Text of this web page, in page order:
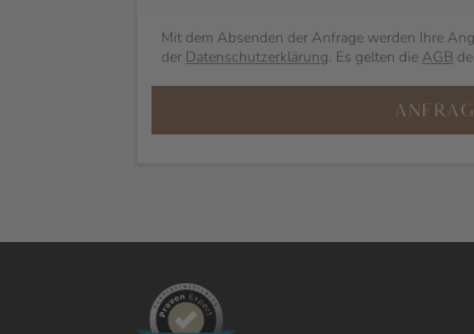
Mit dem Absenden der Anfrage werden Ihre
der Datenschutzerklärung. Es gelten dieAGB